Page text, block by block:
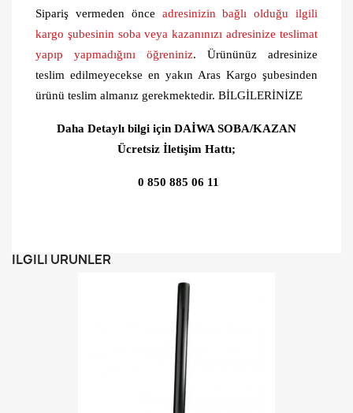
Sipariş vermeden önce adresinizin bağlı olduğu ilgili
kargo şubesinin soba veya kazanınızı adresinize teslimat
yapıp yapmadığını öğreniniz. Ürününüz adresinize
teslim edilmeyecekse en yakın Aras Kargo şubesinden
ürünü teslim almanız gerekmektedir. BİLGİLERİNİZE
Daha Detaylı bilgi için DAİWA SOBA/KAZAN
Ücretsiz İletişim Hattı;
0 850 885 06 11
İLGILI ÜRÜNLER